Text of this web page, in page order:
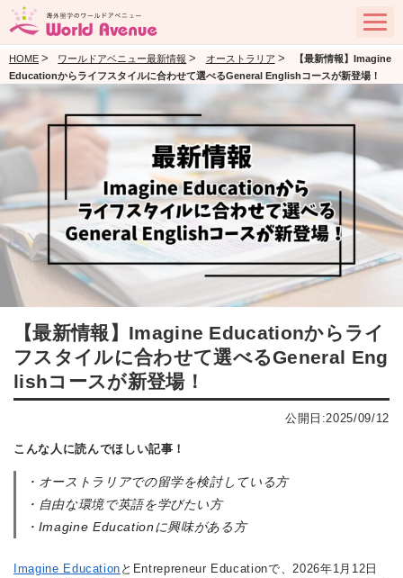
HOME > ワールドアベニュー最新情報 > オーストラリア >
【最新情報】Imagine
Educationからライフスタイルに合わせて選べるGeneral Englishコースが新登場！
【最新情報】Imagine Educationからライ
フスタイルに合わせて選べるGeneral Eng
lishコースが新登場！
公開日:2025/09/12
こんな人に読んでほしい記事！
・オーストラリアでの留学を検討している方
・自由な環境で英語を学びたい方
・Imagine Educationに興味がある方
Imagine Education とEntrepreneur Educationで、2026年1月12日